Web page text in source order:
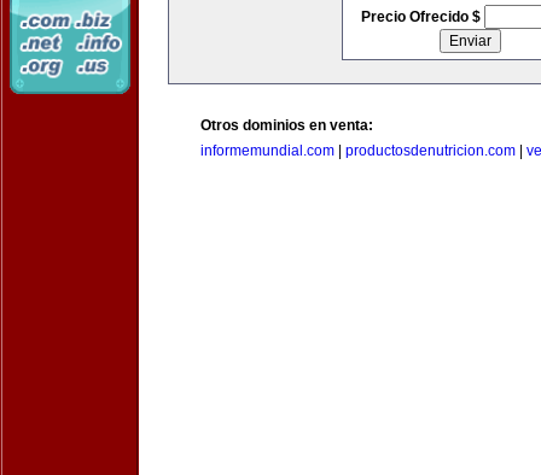
Precio Ofrecido $
Otros dominios en venta:
informemundial.com
productosdenutricion.com